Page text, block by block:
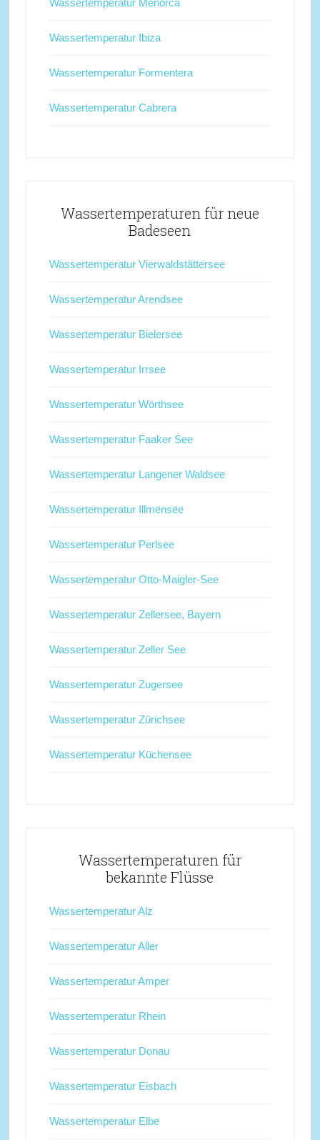
Wassertemperatur Menorca
Wassertemperatur Ibiza
Wassertemperatur Formentera
Wassertemperatur Cabrera
Wassertemperaturen für neue
Badeseen
Wassertemperatur Vierwaldstättersee
Wassertemperatur Arendsee
Wassertemperatur Bielersee
Wassertemperatur Irrsee
Wassertemperatur Wörthsee
Wassertemperatur Faaker See
Wassertemperatur Langener Waldsee
Wassertemperatur Illmensee
Wassertemperatur Perlsee
Wassertemperatur Otto-Maigler-See
Wassertemperatur Zellersee, Bayern
Wassertemperatur Zeller See
Wassertemperatur Zugersee
Wassertemperatur Zürichsee
Wassertemperatur Küchensee
Wassertemperaturen für
bekannte Flüsse
Wassertemperatur Alz
Wassertemperatur Aller
Wassertemperatur Amper
Wassertemperatur Rhein
Wassertemperatur Donau
Wassertemperatur Eisbach
Wassertemperatur Elbe